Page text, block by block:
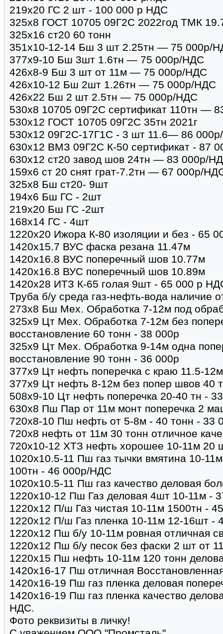
219х20 ГС 2 шт - 100 000 р НДС
325х8 ГОСТ 10705 09Г2С 2022год ТМК
325х16 ст20 60 тонн
351х10-12-14 Бш 3 шт 2.25тн — 75 000р/
377х9-10 Бш 3шт 1.6тн — 75 000р/НДС
426х8-9 Бш 3 шт от 11м — 75 000р/НДС
426х10-12 Бш 2шт 1.26тн — 75 000р/НДС
426х22 Бш 2 шт 2.5тн — 75 000р/НДС
530х8 10705 09Г2С сертификат 110тн —
530х12 ГОСТ 10705 09Г2С 35тн 2021г
530х12 09Г2С-17Г1С - 3 шт 11.6— 86
630х12 ВМЗ 09Г2С К-50 сертификат - 87
630х12 ст20 завод шов 24тн — 83 000р/
159х6 ст 20 снят грат-7.2тн — 67 000р/
325х8 Бш ст20- 9шт
194х6 Бш ГС - 2шт
219х20 Бш ГС -2шт
168х14 ГС - 4шт
1220х20 Ижора К-80 изоляции и без - 65
1420х15.7 ВУС фаска резана 11.47м
1420х16.8 ВУС поперечный шов 10.77м
1420х16.8 ВУС поперечный шов 10.89м
1420х28 ИТЗ К-65 голая 9шт - 65 000 р
Труба б/у среда газ-нефть-вода наличие
273х8 Бш Мех. Обработка 7-12м под
325х9 Цт Мех. Обработка 7-12м без
восстановление 60 тонн - 38 000р
325х9 Цт Мех. Обработка 9-14м одна
восстановление 90 тонн - 36 000р
377х9 Цт нефть поперечка с краю 11.5-
377х9 Цт нефть 8-12м без попер швов 40
508х9-10 Цт нефть поперечка 20-40 тн -
630х8 Пш Пар от 11м монт поперечка 2
720х8-10 Пш нефть от 5-8м - 40 тонн - 33
720х8 нефть от 11м 30 тонн отличное
720х10-12 ХТЗ нефть хорошее 10-11м 20
1020х10.5-11 Пш газ тычки вмятина 10-
100тн - 46 000р/НДС
1020х10.5-11 Пш газ качество деловая
1220х10-12 Пш Газ деловая 4шт 10-11м -
1220х12 П/ш Газ чистая 10-11м 1500тн -
1220х12 П/ш Газ пленка 10-11м 12-16шт -
1220х12 Пш б/у 10-11м ровная отличная
1220х12 Пш б/у песок без фаски 2 шт от
1220х15 Пш нефть 10-11м 120 тонн
1420х16-17 Пш отличная
1420х16-19 Пш газ пленка деловая
1420х16-19 Пш газ пленка качество
НДС.
Фото реквизиты в личку!